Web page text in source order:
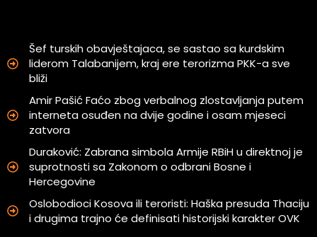
Šef turskih obavještajaca, se sastao sa kurdskim
liderom Talabanijem, kraj ere terorizma PKK-a sve
bliži
Amir Pašić Faćo zbog verbalnog zlostavljanja putem
interneta osuđen na dvije godine i osam mjeseci
zatvora
Duraković: Zabrana simbola Armije RBiH u direktnoj je
suprotnosti sa Zakonom o odbrani Bosne i
Hercegovine
Oslobodioci Kosova ili teroristi: Haška presuda Thaciju
i drugima trajno će definisati historijski karakter OVK